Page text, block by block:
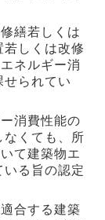
繕若しくは
しくは改修
ネルギー消
せられてい
消費性能の
なくても、所
て建築物エ
る旨の認定
合する建築